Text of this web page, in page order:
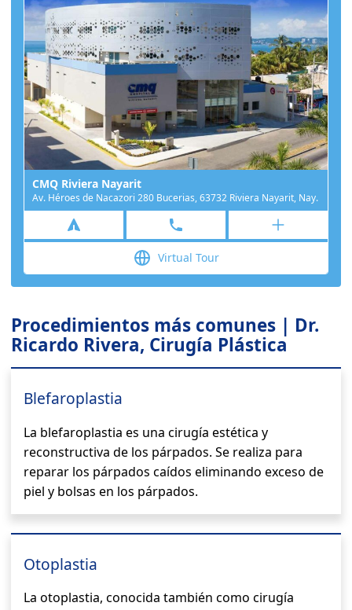
CMQ Riviera Nayarit
Av. Héroes de Nacazori 280 Bucerias, 63732 Riviera Nayarit, Nay.
Virtual Tour
Procedimientos más comunes | Dr.
Ricardo Rivera, Cirugía Plástica
Blefaroplastia
La blefaroplastia es una cirugía estética y
reconstructiva de los párpados. Se realiza para
reparar los párpados caídos eliminando exceso de
piel y bolsas en los párpados.
Otoplastia
La otoplastia, conocida también como cirugía